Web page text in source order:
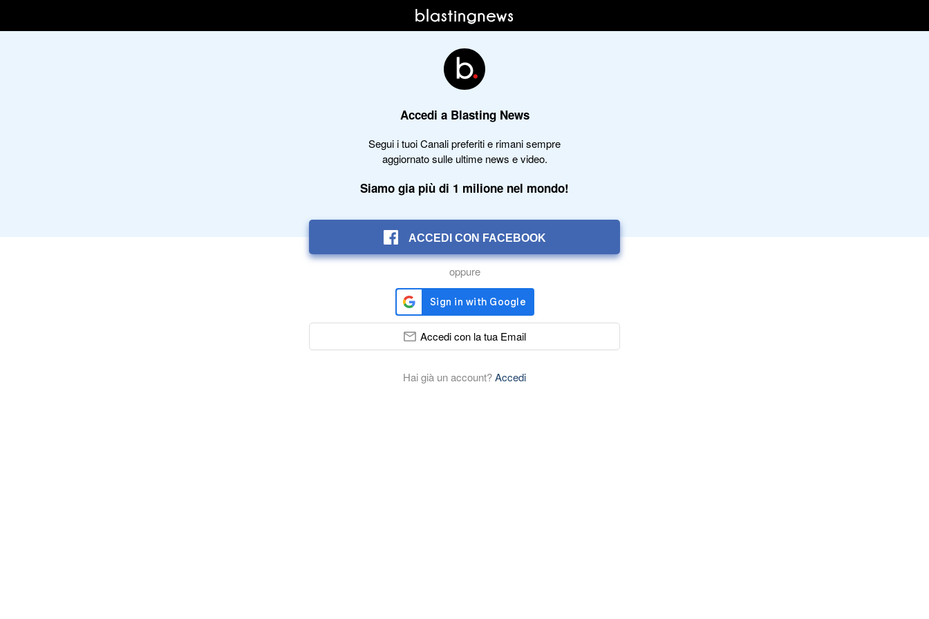
Accedi a Blasting News
Segui i tuoi Canali preferiti e rimani sempre
aggiornato sulle ultime news e video.
Siamo gia più di 1 milione nel mondo!
ACCEDI CON FACEBOOK
oppure
Accedi con la tua Email
Hai già un account?Accedi